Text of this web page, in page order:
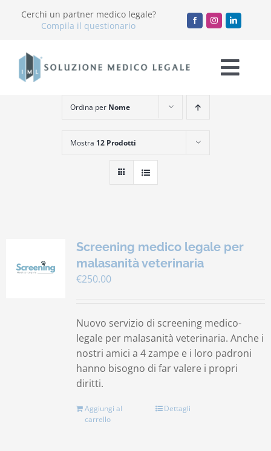
Cerchi un partner medico legale?
Compila il questionario
Chi Siamo
Servizi
Accademia
Lavora con noi
Carrello
Ordina per Nome
Mostra 12 Prodotti
Screening medico legale per
malasanità veterinaria
€250.00
Nuovo servizio di screening medico-
legale per malasanità veterinaria. Anche i
nostri amici a 4 zampe e i loro padroni
hanno bisogno di far valere i propri
diritti.
Aggiungi al
carrello
Dettagli